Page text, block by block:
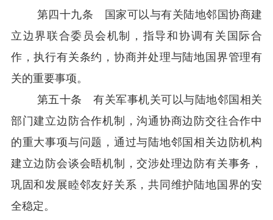
第四十九条 国家可以与有关陆地邻国协商建
立边界联合委员会机制，指导和协调有关国际合
作，执行有关条约，协商并处理与陆地国界管理有
关的重要事项。
第五十条 有关军事机关可以与陆地邻国相关
部门建立边防合作机制，沟通协商边防交往合作中
的重大事项与问题，通过与陆地邻国相关边防机构
建立边防会谈会晤机制，交涉处理边防有关事务，
巩固和发展睦邻友好关系，共同维护陆地国界的安
全稳定。